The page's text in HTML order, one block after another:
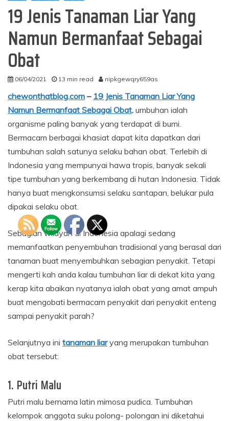
19 Jenis Tanaman Liar Yang
Namun Bermanfaat Sebagai
Obat
06/04/2021 13 min read nipkgewqry659as
chewonthatblog.com – 19 Jenis Tanaman Liar Yang
Namun Bermanfaat Sebagai Obat. umbuhan ialah
organisme paling banyak yang terdapat di bumi.
Bermacam berbagai khasiat dapat kita dapatkan dari
tumbuhan salah satunya selaku bahan obat. Terlebih di
Indonesia yang mempunyai hawa tropis, banyak sekali
tipe tumbuhan yang berkembang di hutan Indonesia. Tidak
hanya buat mengkonsumsi selaku santapan, belukar pula
dipakai selaku obat.
Sebagian wilayah di Indonesia apalagi sedang
memanfaatkan penyembuhan tradisional yang berasal dari
tanaman buat menyembuhkan sebagian penyakit. Tetapi
mengerti kah anda kalau tumbuhan liar di dekat kita yang
kerap kita abaikan nyatanya ialah obat yang amat ampuh
buat mengobati bermacam penyakit dari penyakit enteng
sampai penyakit parah?
Selanjutnya ini tanaman liaryang merupakan tumbuhan
obat tersebut:
1. Putri Malu
Putri malu bernama latin mimosa pudica. Tumbuhan
kelompok anggota suku polong- polongan ini diketahui